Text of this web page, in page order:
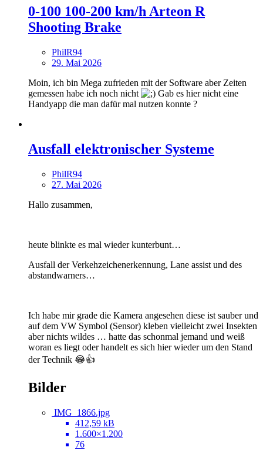
0-100 100-200 km/h Arteon R
Shooting Brake
PhilR94
29. Mai 2026
Moin, ich bin Mega zufrieden mit der Software aber Zeiten
gemessen habe ich noch nicht
Gab es hier nicht eine
Handyapp die man dafür mal nutzen konnte ?
Ausfall elektronischer Systeme
PhilR94
27. Mai 2026
Hallo zusammen,
heute blinkte es mal wieder kunterbunt…
Ausfall der Verkehzeichenerkennung, Lane assist und des
abstandwarners…
Ich habe mir grade die Kamera angesehen diese ist sauber und
auf dem VW Symbol (Sensor) kleben vielleicht zwei Insekten
aber nichts wildes … hatte das schonmal jemand und weiß
woran es liegt oder handelt es sich hier wieder um den Stand
der Technik 😂👍
Bilder
IMG_1866.jpg
412,59 kB
1.600×1.200
76